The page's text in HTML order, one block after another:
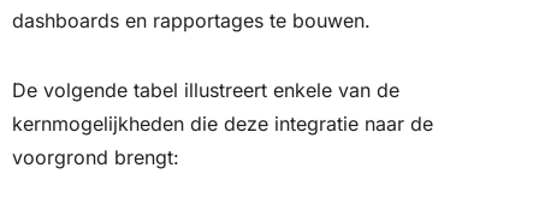
dashboards en rapportages te bouwen.
De volgende tabel illustreert enkele van de
kernmogelijkheden die deze integratie naar de
voorgrond brengt: